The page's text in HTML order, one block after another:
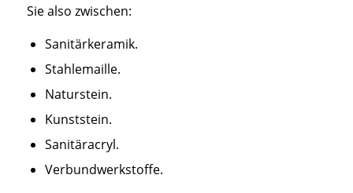
Sie also zwischen:
Sanitärkeramik.
Stahlemaille.
Naturstein.
Kunststein.
Sanitäracryl.
Verbundwerkstoffe.